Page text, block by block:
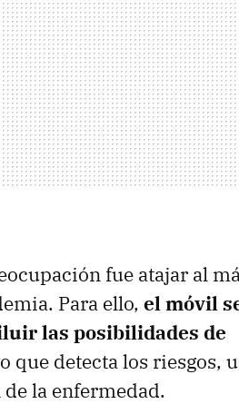
fue atajar al
Para ello, el móvil
las posibilidades de
que detecta los riesgos,
la enfermedad.